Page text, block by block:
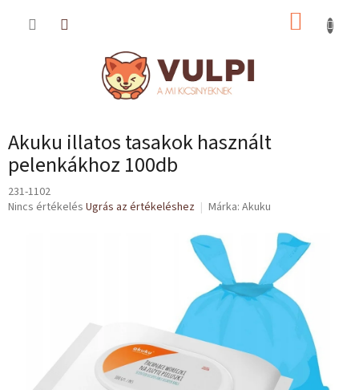
KOSÁR
Akuku illatos tasakok használt
pelenkákhoz 100db
231-1102
A
Nincs értékelés Ugrás az értékeléshez Márka: Akuku